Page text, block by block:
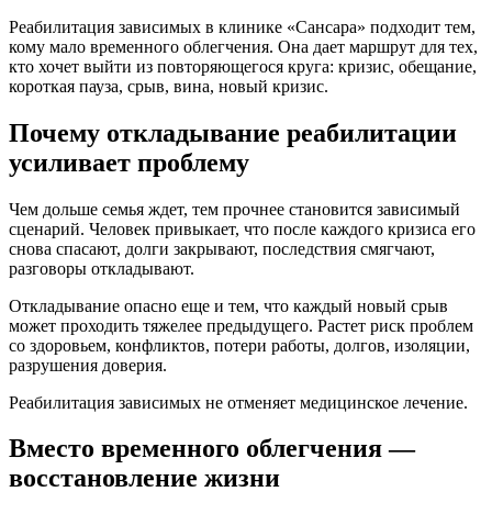
Реабилитация зависимых в клинике «Сансара» подходит тем,
кому мало временного облегчения. Она дает маршрут для тех,
кто хочет выйти из повторяющегося круга: кризис, обещание,
короткая пауза, срыв, вина, новый кризис.
Почему откладывание реабилитации
усиливает проблему
Чем дольше семья ждет, тем прочнее становится зависимый
сценарий. Человек привыкает, что после каждого кризиса его
снова спасают, долги закрывают, последствия смягчают,
разговоры откладывают.
Откладывание опасно еще и тем, что каждый новый срыв
может проходить тяжелее предыдущего. Растет риск проблем
со здоровьем, конфликтов, потери работы, долгов, изоляции,
разрушения доверия.
Реабилитация зависимых не отменяет медицинское лечение.
Вместо временного облегчения —
восстановление жизни